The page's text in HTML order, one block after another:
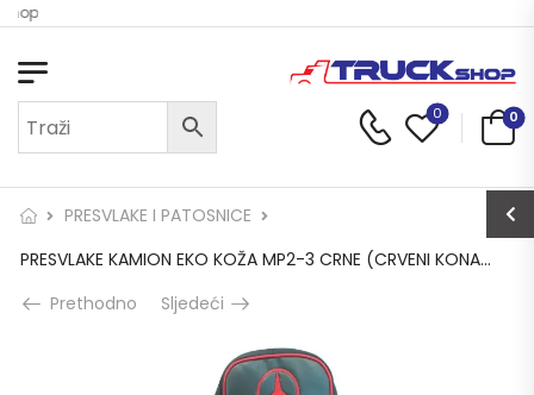
0 0
PRESVLAKE I PATOSNICE
PRESVLAKE KAMION EKO KOŽA MP2-3 CRNE (CRVENI KONAC)
Prethodno
Sljedeći